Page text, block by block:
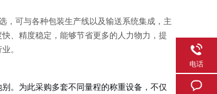
，可与各种包装生产线以及输送系统集成，主
、精度稳定，能够节省更多的人力物力，提
。
。为此采购多套不同量程的称重设备，不仅
电话